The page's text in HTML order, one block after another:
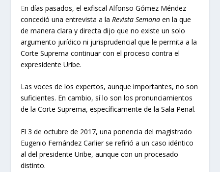
En días pasados, el exfiscal Alfonso Gómez Méndez
concedió una entrevista a la Revista Semana en la que
de manera clara y directa dijo que no existe un solo
argumento jurídico ni jurisprudencial que le permita a la
Corte Suprema continuar con el proceso contra el
expresidente Uribe.
Las voces de los expertos, aunque importantes, no son
suficientes. En cambio, sí lo son los pronunciamientos
de la Corte Suprema, específicamente de la Sala Penal.
El 3 de octubre de 2017, una ponencia del magistrado
Eugenio Fernández Carlier se refirió a un caso idéntico
al del presidente Uribe, aunque con un procesado
distinto.